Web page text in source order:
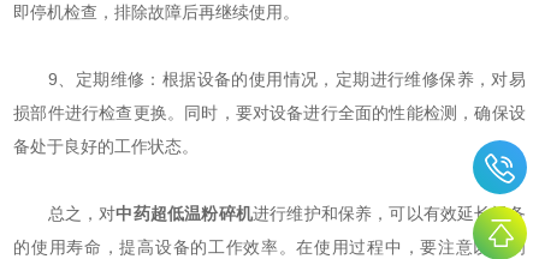
即停机检查，排除故障后再继续使用。
9、定期维修：根据设备的使用情况，定期进行维修保养，对易
损部件进行检查更换。同时，要对设备进行全面的性能检测，确保设
备处于良好的工作状态。
总之，对中药超低温粉碎机进行维护和保养，可以有效延长设备
的使用寿命，提高设备的工作效率。在使用过程中，要注意以上问